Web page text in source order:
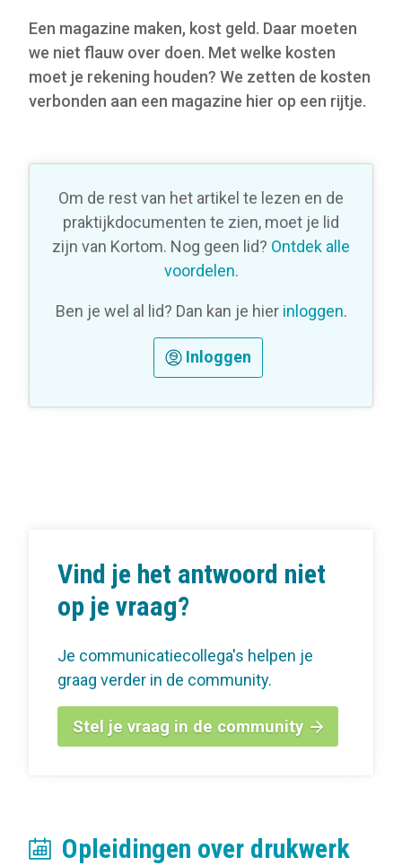
Een magazine maken, kost geld. Daar moeten
we niet flauw over doen. Met welke kosten
moet je rekening houden? We zetten de kosten
verbonden aan een magazine hier op een rijtje.
Om de rest van het artikel te lezen en de
praktijkdocumenten te zien, moet je lid
zijn van Kortom. Nog geen lid? Ontdek alle
voordelen.
Ben je wel al lid? Dan kan je hier inloggen.
Inloggen
Vind je het antwoord niet
op je vraag?
Je communicatiecollega's helpen je
graag verder in de community.
Stel je vraag in de community
Opleidingen over drukwerk